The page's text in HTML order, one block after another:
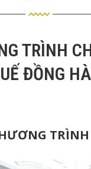
TRÌNH
ĐỒNG
TRÌNH